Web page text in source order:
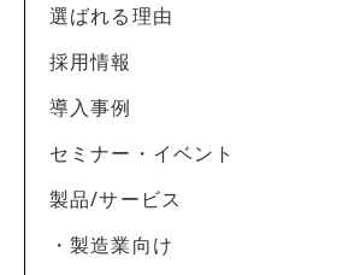
選ばれる理由
採用情報
導入事例
セミナー・イベント
製品/サービス
・製造業向け